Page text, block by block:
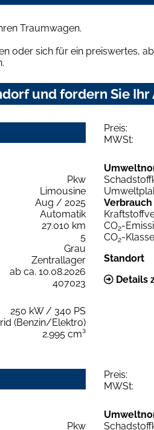
Traumwagen.
oder sich für ein preiswertes,
und fordern Sie Ihr
Preis:
MWSt:
Pkw
Limousine
Aug / 2025
Automatik
27.010 km
5
Grau
Zentrallager
ab ca. 10.08.2026
407023
250 kW / 340 PS
(Benzin/Elektro)
2.995 cm³
Verbrauch
CO2-
CO2-Klasse
Standort
Details
Preis:
MWSt:
Pkw